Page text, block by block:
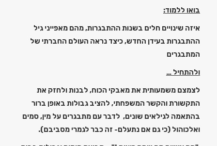
בואו ללמוד:
איזה שינויים חלים בשנות ההתבגרות, מהם מאפייני גיל
ההתבגרות בעידן החדש,כיצד נראה העולם החברתי של
המתבגרים
ולהתחיל …
לצמצם משמעותית את מאבקי הכוח, לבנות ולחזק את
התקשורת והקשר המשפחתי, להציב גבולות באופן ברור
בהתאמה לגילאים שונים, לדבר עם מתבגרים על מין, סמים
ואלכוהול (כי גם אם נתעלם- זה כבר לגמרי מסביבם).